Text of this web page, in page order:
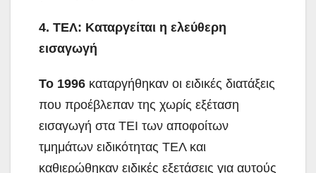
4. ΤΕΛ: Καταργείται η ελεύθερη
εισαγωγή
Το 1996 καταργήθηκαν οι ειδικές διατάξεις
που προέβλεπαν της χωρίς εξέταση
εισαγωγή στα ΤΕΙ των αποφοίτων
τμημάτων ειδικότητας ΤΕΛ και
καθιερώθηκαν ειδικές εξετάσεις για αυτούς